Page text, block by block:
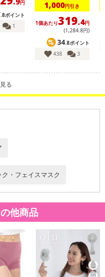
間菜系細胞エクソソーム、ヒ
化培養エキス、ヒト線位維芽
液、ニコチンアミドモノヌク
エキス、アルガニアスビノサ
円
.8ポイント
1
1,000円引き
1個あたり319.4円
(1,284.8円)
34.8ポイント
438
3
る
ク・フェイスマスク
他商品